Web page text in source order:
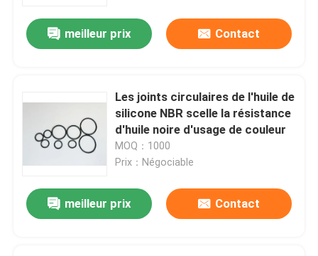
Aperçu
meilleur prix Contact
Les joints circulaires de l'huile de
silicone NBR scelle la résistance
d'huile noire d'usage de couleur
MOQ：1000
Prix：Négociable
meilleur prix Contact